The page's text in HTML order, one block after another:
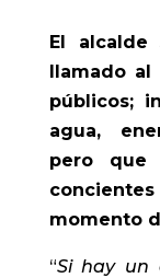
El alcalde
llamado al
públicos;
agua,
pero que
momento
“Si hay un